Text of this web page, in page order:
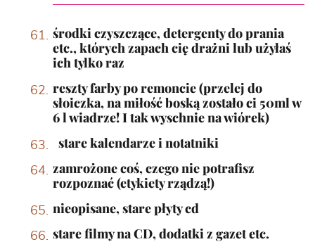
środki czyszczące, detergenty do prania
etc., których zapach cię drażni lub użyłaś
ich tylko raz
reszty farby po remoncie (przelej do
słoiczka, na miłość boską zostało ci 50ml w
6 l wiadrze! I tak wyschnie na wiórek)
stare kalendarze i notatniki
zamrożone coś, czego nie potrafisz
rozpoznać (etykiety rządzą!)
nieopisane, stare płyty cd
stare filmy na CD, dodatki z gazet etc.